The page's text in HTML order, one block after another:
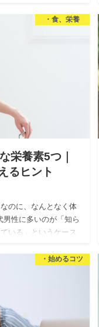
・食、栄養
栄養素5つ｜
るヒント
のに、なんとなく体
性に多いのが「知ら
いる」というケース
・始めるコツ